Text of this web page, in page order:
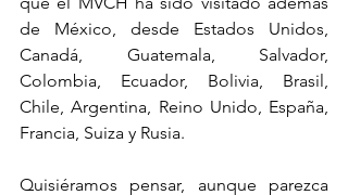
de México, desde Estados Unidos,
Canadá, Guatemala, Salvador,
Colombia, Ecuador, Bolivia, Brasil,
Chile, Argentina, Reino Unido, España,
Francia, Suiza y Rusia.
Quisiéramos pensar, aunque parezca